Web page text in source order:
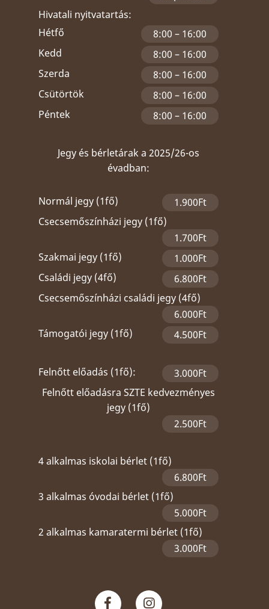
Hivatali nyitvatartás:
Hétfő
8:00 – 16:00
Kedd
8:00 – 16:00
Szerda
8:00 – 16:00
Csütörtök
8:00 – 16:00
Péntek
8:00 – 16:00
Jegy és bérletárak a 2025/26-os
évadban:
Normál jegy (1fő)
1.900Ft
Csecsemőszínházi jegy (1fő)
1.700Ft
Szakmai jegy (1fő)
1.000Ft
Családi jegy (4fő)
6.800Ft
Csecsemőszínházi családi jegy (4fő)
6.000Ft
Támogatói jegy (1fő)
4.500Ft
Felnőtt előadás (1fő):
3.000Ft
Felnőtt előadásra SZTE kedvezményes
jegy (1fő)
2.500Ft
4 alkalmas iskolai bérlet (1fő)
6.800Ft
3 alkalmas óvodai bérlet (1fő)
5.000Ft
2 alkalmas kamaratermi bérlet (1fő)
3.000Ft